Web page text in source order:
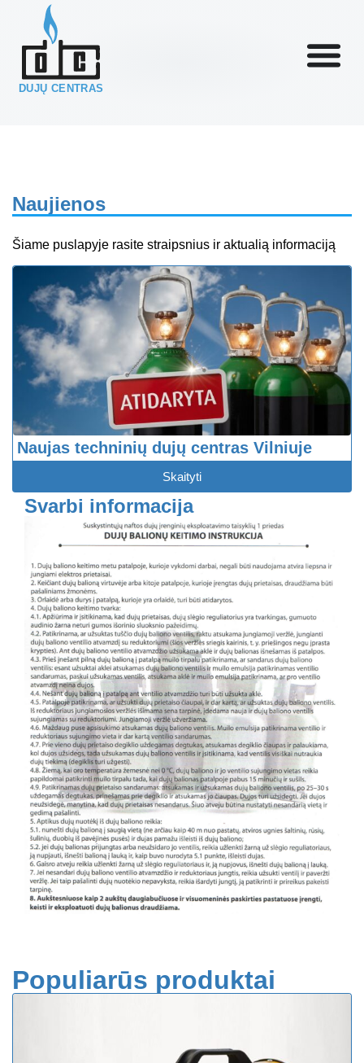
DUJŲ CENTRAS
Naujienos
Šiame puslapyje rasite straipsnius ir aktualią informaciją
Naujas techninių dujų centras Vilniuje
Skaityti
Svarbi informacija
Populiarūs produktai